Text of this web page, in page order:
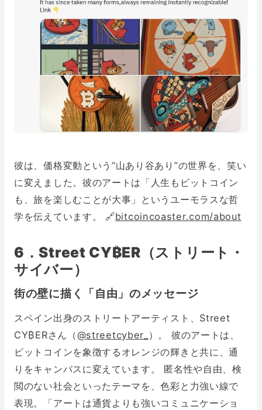
彼は、価格変動という“山あり谷あり”の世界を、笑い
に変えました。彼のアートは「人生もビットコイン
も、旅を楽しむことが大事」というユーモラスな哲
学を伝えています。 🔗bitcoincoaster.com/about
6．Street CY₿ER（ストリート・
サイバー）
街の壁に描く「自由」のメッセージ
スペイン出身のストリートアーティスト、Street
CY₿ERさん（@streetcyber_ ）。 彼のアートは、
ビットコインを象徴するオレンジの輝きと共に、通
りをキャンバスに変えています。 匿名性や自由、検
閲のない社会といったテーマを、色彩と力強い線で
表現。「アートは通貨よりも強いコミュニケーショ